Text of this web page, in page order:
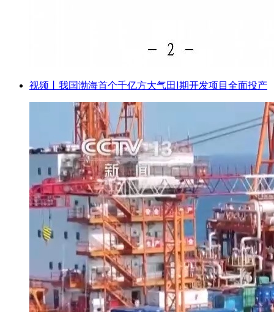
视频丨我国渤海首个千亿方大气田Ⅰ期开发项目全面投产